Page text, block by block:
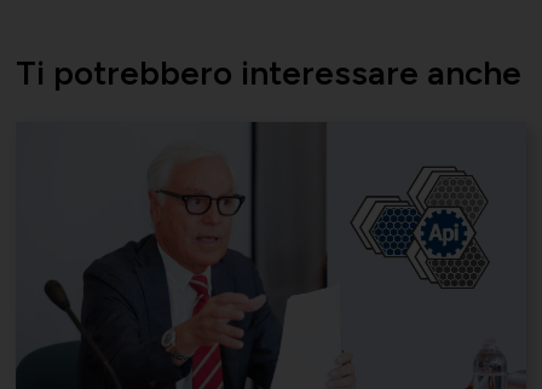
Ti potrebbero interessare anche
Certificazioni
UNIONALIMENTARI
Energia e sostenibilità
Supporto tecnico-giuridico